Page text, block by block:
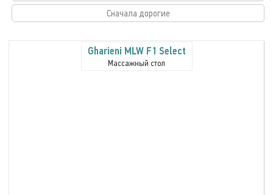
Сначала дорогие
Gharieni MLW F1 Select
Массажный стол